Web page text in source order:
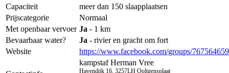
Capaciteit
meer dan 150 slaapplaatsen
Prijscategorie
Normaal
Met openbaar vervoer Ja - 1 km
Bevaarbaar water?
Ja - rivier en gracht om fort
Website
https://www.facebook.com/groups/
kampstaf Herman Vree
Havendijk 16, 3257LH Ooltgensplaat